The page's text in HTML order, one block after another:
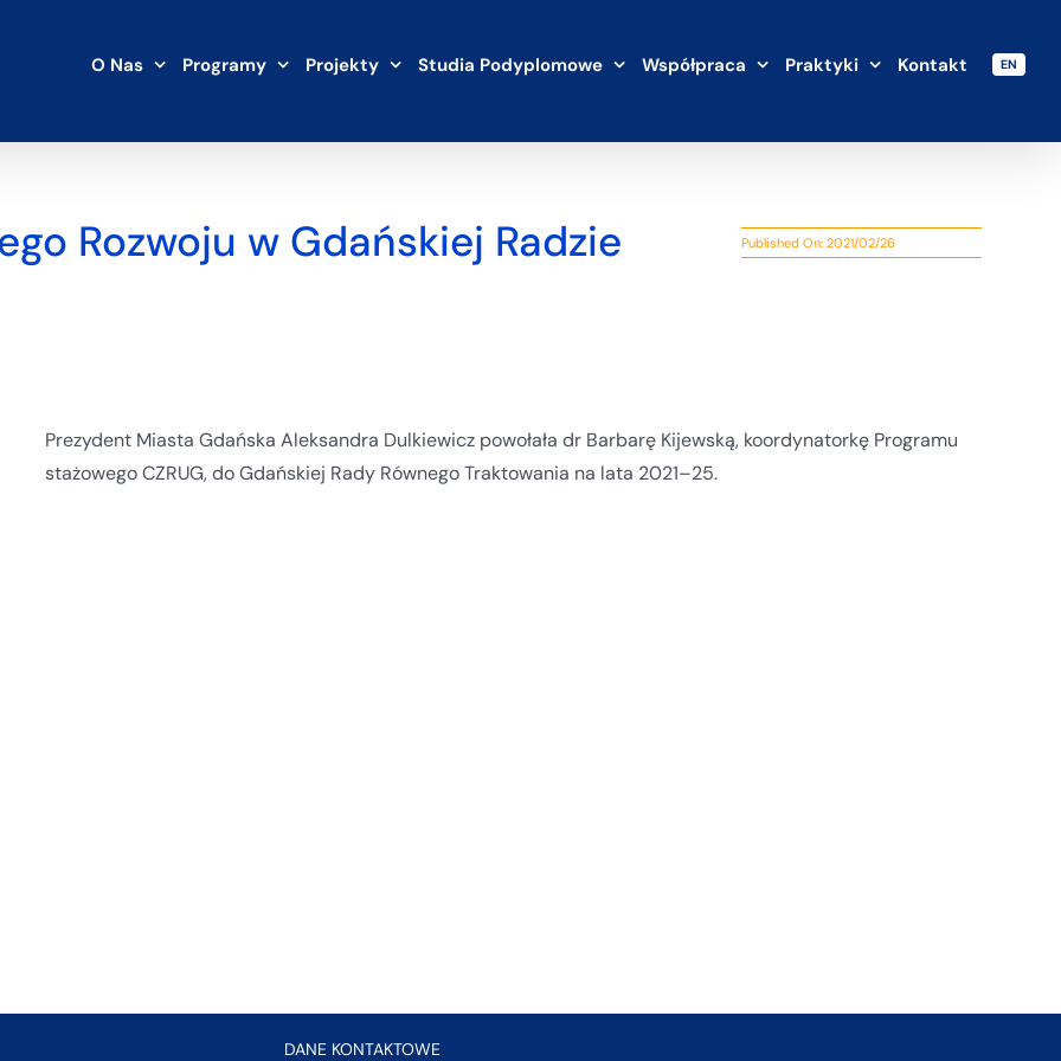
O Nas Programy Projekty Studia Podyplomowe Współpraca Praktyki Kontakt EN
Rozwoju w Gdańskiej Radzie
Published On: 2021/02/26
Prezydent Miasta Gdańska Aleksandra Dulkiewicz powołała dr Barbarę Kijewską, koordynatorkę Programu
stażowego CZRUG, do Gdańskiej Rady Równego Traktowania na lata 2021–25.
DANE KONTAKTOWE